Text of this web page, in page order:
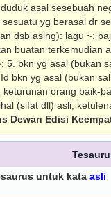
asal sesebuah
yg ber­asal dr
dsb asing): lagu ~;
buatan terkemudian
5. bkn yg asal (bukan
bkn yg asal (bukan
orang baik-
(sifat dll) asli,
Dewan Edisi
untuk kata asli